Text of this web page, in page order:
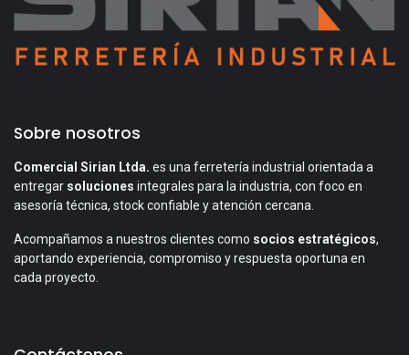
Sobre nosotros
Comercial Sirian Ltda. es una ferretería industrial orientada a
entregar soluciones integrales para la industria, con foco en
asesoría técnica, stock confiable y atención cercana.
Acompañamos a nuestros clientes como socios estratégicos,
aportando experiencia, compromiso y respuesta oportuna en
cada proyecto.